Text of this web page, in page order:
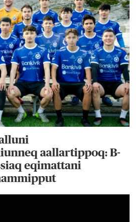
aallartippoq: B-
eqimattani